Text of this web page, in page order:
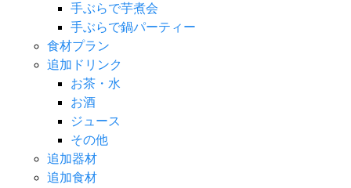
手ぶらで芋煮会
手ぶらで鍋パーティー
食材プラン
追加ドリンク
お茶・水
お酒
ジュース
その他
追加器材
追加食材